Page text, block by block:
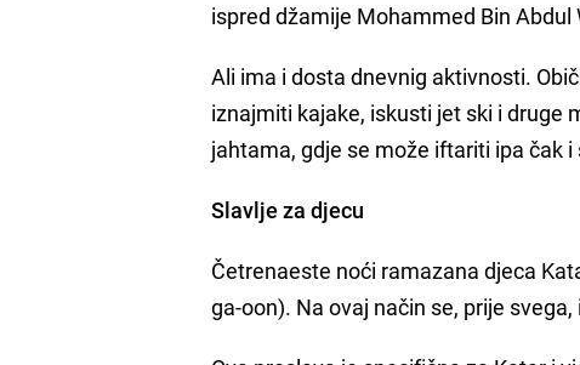
ispred džamije Mohammed Bin
Ali ima i dosta dnevnig aktivnosti.
iznajmiti kajake, iskusti jet ski i druge
jahtama, gdje se može iftariti ipa čak i
Slavlje za djecu
Četrenaeste noći ramazana djeca
ga-oon). Na ovaj način se, prije